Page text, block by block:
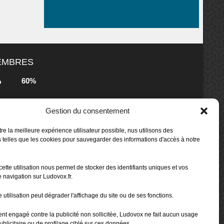
Gestion du consentement
la meilleure expérience utilisateur possible, nus utilisons des
telles que les cookies pour sauvegarder des informations d'accès à notre
utilisation nous permet de stocker des identifiants uniques et vos
navigation sur Ludovox.fr.
utilisation peut dégrader l'affichage du site ou de ses fonctions.
engagé contre la publicité non sollicitée, Ludovox ne fait aucun usage
60%
-
-
80%
70%